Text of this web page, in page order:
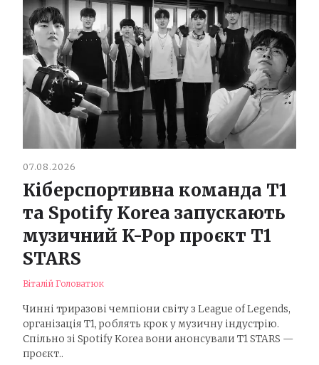
07.08.2026
Кіберспортивна команда T1
та Spotify Korea запускають
музичний K-Pop проєкт T1
STARS
Віталій Головатюк
Чинні триразові чемпіони світу з League of Legends,
організація T1, роблять крок у музичну індустрію.
Спільно зі Spotify Korea вони анонсували T1 STARS —
проєкт..